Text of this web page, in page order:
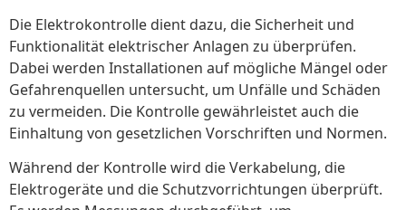
Die Elektrokontrolle dient dazu, die Sicherheit und
Funktionalität elektrischer Anlagen zu überprüfen.
Dabei werden Installationen auf mögliche Mängel oder
Gefahrenquellen untersucht, um Unfälle und Schäden
zu vermeiden. Die Kontrolle gewährleistet auch die
Einhaltung von gesetzlichen Vorschriften und Normen.
Während der Kontrolle wird die Verkabelung, die
Elektrogeräte und die Schutzvorrichtungen überprüft.